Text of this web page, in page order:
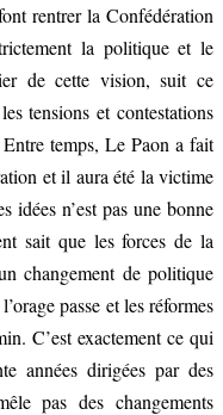
rentrer la Confédération
la politique et le
de cette vision, suit ce
tensions et contestations
temps, Le Paon a fait
et il aura été la victime
idées n’est pas une bonne
sait que les forces de la
changement de politique
passe et les réformes
C’est exactement ce qui
années dirigées par des
pas des changements